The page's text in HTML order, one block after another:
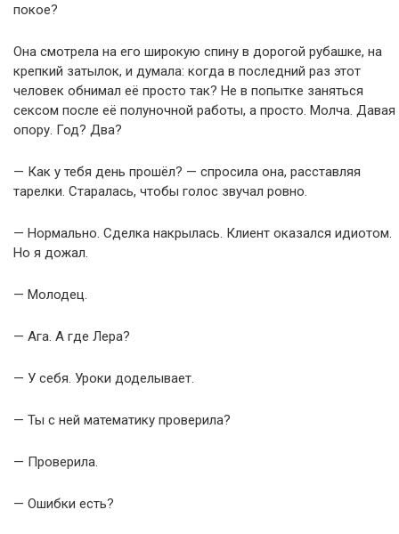
покое?
Она смотрела на его широкую спину в дорогой рубашке, на
крепкий затылок, и думала: когда в последний раз этот
человек обнимал её просто так? Не в попытке заняться
сексом после её полуночной работы, а просто. Молча. Давая
опору. Год? Два?
— Как у тебя день прошёл? — спросила она, расставляя
тарелки. Старалась, чтобы голос звучал ровно.
— Нормально. Сделка накрылась. Клиент оказался идиотом.
Но я дожал.
— Молодец.
— Ага. А где Лера?
— У себя. Уроки доделывает.
— Ты с ней математику проверила?
— Проверила.
— Ошибки есть?